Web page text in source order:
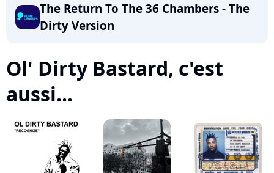
The Return To The 36 Chambers - The
Dirty Version
Ol' Dirty Bastard, c'est
aussi...